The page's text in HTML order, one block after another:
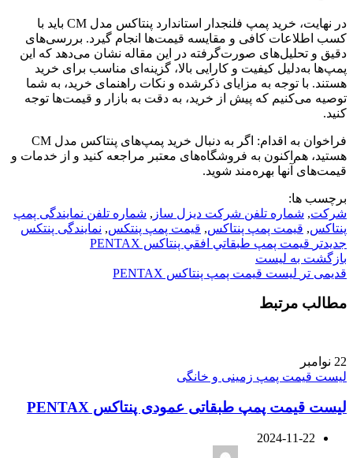
در نهایت، خرید پمپ فلنجدار استاندارد پنتاکس مدل CM باید با
کسب اطلاعات کافی و مقایسه قیمت‌ها انجام گیرد. بررسی‌های
دقیق و تحلیل‌های صورت‌گرفته در این مقاله نشان می‌دهد که این
پمپ‌ها به‌دلیل کیفیت و کارایی بالا، گزینه‌ای مناسب برای خرید
هستند. با توجه به مزایای ذکرشده و نکات راهنمای خرید، به شما
توصیه می‌کنیم که پیش از خرید، به دقت به بازار و قیمت‌ها توجه
کنید.
فراخوان به اقدام: اگر به دنبال خرید پمپ‌های پنتاکس مدل CM
هستید، هم‌اکنون به فروشگاه‌های معتبر مراجعه کنید و از خدمات و
قیمت‌های آنها بهره‌مند شوید.
برچسب ها:
شرکت, شماره تلفن شرکت دیزل ساز , شماره تلفن نمایندگی پمپ
پنتاکس, قیمت پمپ پنتاکس, قیمت پمپ پنتکس, نمایندگی پنتکس
جدیدتر قيمت پمپ طبقاتي افقي پنتاکس PENTAX
بازگشت به لیست
قدیمی تر لیست قیمت پمپ پنتاکس PENTAX
مطالب مرتبط
22 نوامبر
لیست قیمت پمپ زمینی و خانگی
لیست قیمت پمپ طبقاتی عمودی پنتاکس PENTAX
2024-11-22